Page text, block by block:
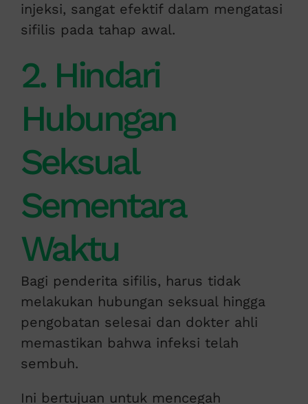
injeksi, sangat efektif dalam mengatasi
sifilis pada tahap awal.
2. Hindari
Hubungan
Seksual
Sementara
Waktu
Bagi penderita sifilis, harus tidak
melakukan hubungan seksual hingga
pengobatan selesai dan dokter ahli
memastikan bahwa infeksi telah
sembuh.
Ini bertujuan untuk mencegah